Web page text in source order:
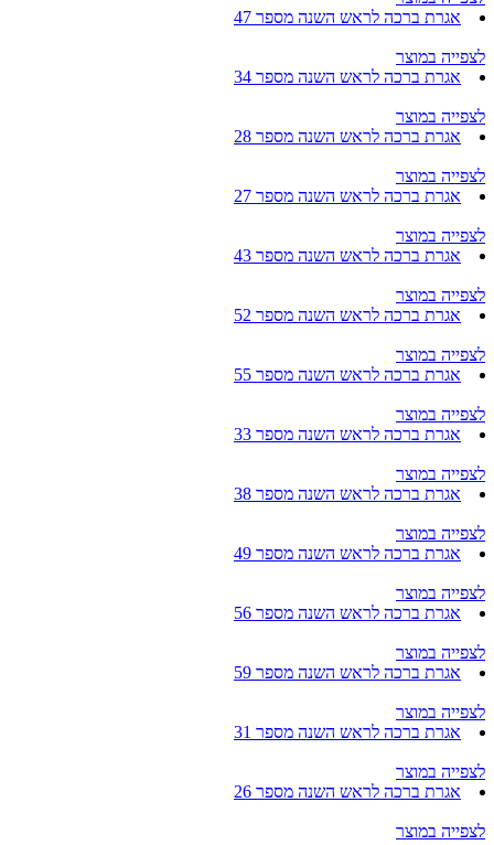
אגרת ברכה לראש השנה מספר 47
לצפייה במוצר
אגרת ברכה לראש השנה מספר 34
לצפייה במוצר
אגרת ברכה לראש השנה מספר 28
לצפייה במוצר
אגרת ברכה לראש השנה מספר 27
לצפייה במוצר
אגרת ברכה לראש השנה מספר 43
לצפייה במוצר
אגרת ברכה לראש השנה מספר 52
לצפייה במוצר
אגרת ברכה לראש השנה מספר 55
לצפייה במוצר
אגרת ברכה לראש השנה מספר 33
לצפייה במוצר
אגרת ברכה לראש השנה מספר 38
לצפייה במוצר
אגרת ברכה לראש השנה מספר 49
לצפייה במוצר
אגרת ברכה לראש השנה מספר 56
לצפייה במוצר
אגרת ברכה לראש השנה מספר 59
לצפייה במוצר
אגרת ברכה לראש השנה מספר 31
לצפייה במוצר
אגרת ברכה לראש השנה מספר 26
לצפייה במוצר